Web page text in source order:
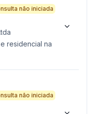
não iniciada
residencial na
não iniciada